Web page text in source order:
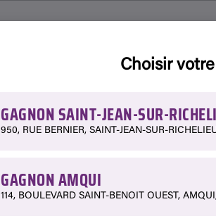
Choisir
GAGNON SAINT-JEAN-SUR-
950, RUE BERNIER, SAINT-JEAN-SUR-
GAGNON AMQUI
114, BOULEVARD SAINT-BENOIT OUEST,